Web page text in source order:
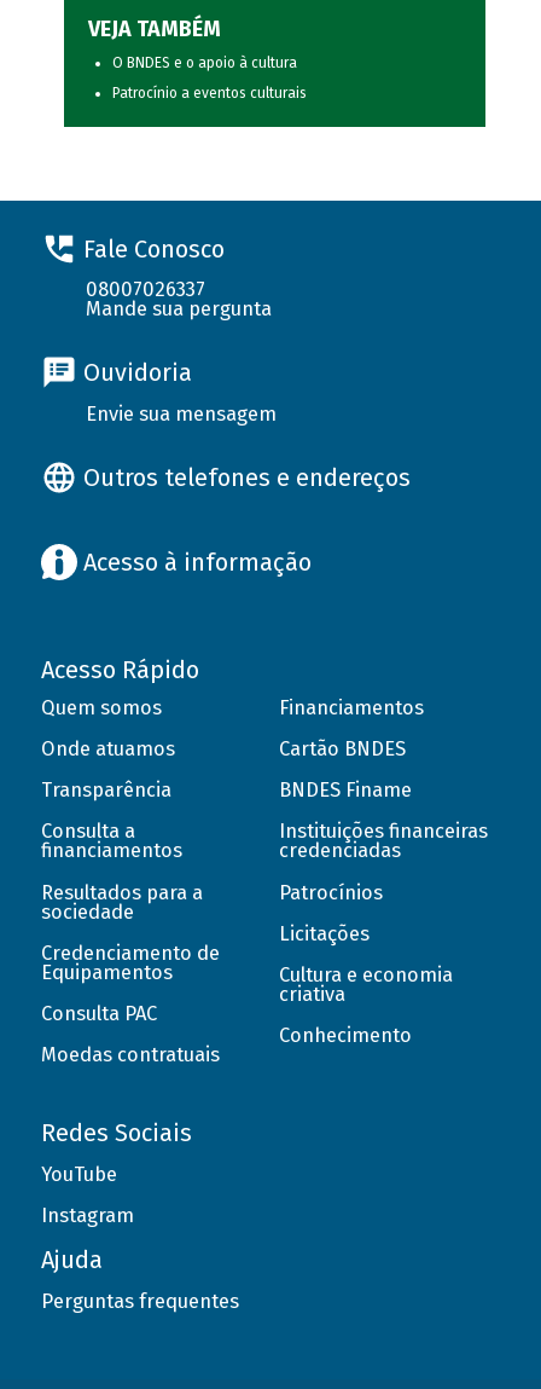
VEJA TAMBÉM
O BNDES e o apoio à cultura
Patrocínio a eventos culturais
Fale Conosco
08007026337
Mande sua pergunta
Ouvidoria
Envie sua mensagem
Outros telefones e endereços
Acesso à informação
Acesso Rápido
Quem somos
Onde atuamos
Transparência
Consulta a
financiamentos
Resultados para a
sociedade
Credenciamento de
Equipamentos
Consulta PAC
Moedas contratuais
Financiamentos
Cartão BNDES
BNDES Finame
Instituições financeiras
credenciadas
Patrocínios
Licitações
Cultura e economia
criativa
Conhecimento
Redes Sociais
YouTube
Instagram
Ajuda
Perguntas frequentes